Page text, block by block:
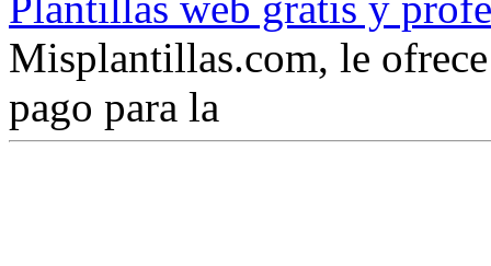
Misplantillas.com, le
pago para la